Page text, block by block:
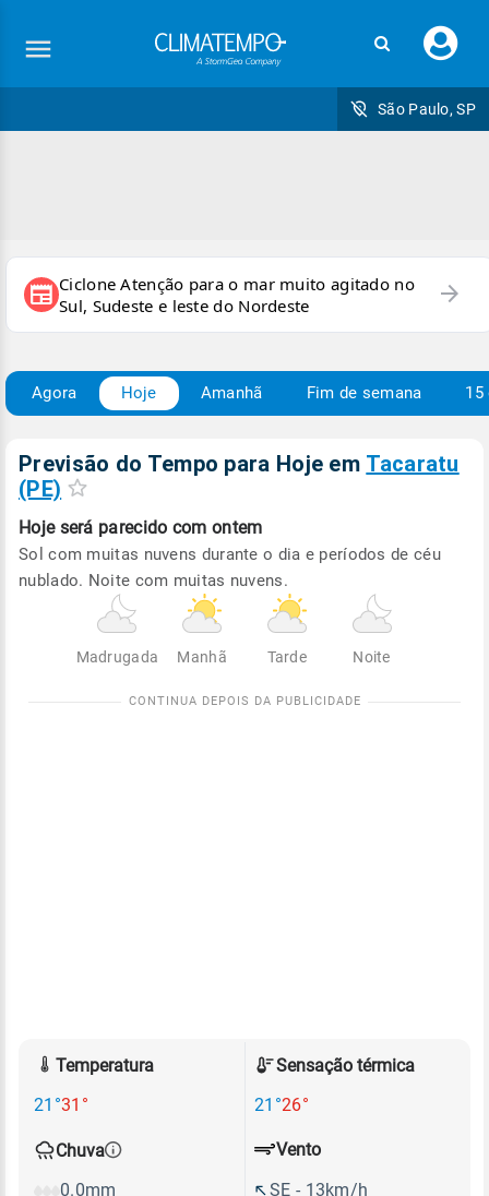
seu
São Paulo, SP
newspaper Ciclone Atenção para o mar muito agitado no
Sul, Sudeste e leste do Nordeste
arrow_forward
Agora Hoje Amanhã Fim de semana 15
Previsão do Tempo para Hoje em Tacaratu
(PE)
Hoje será parecido com ontem
Sol com muitas nuvens durante o dia e períodos de céu
nublado. Noite com muitas nuvens.
Madrugada Manhã Tarde Noite
Temperatura
21°31°
Sensação térmica
21°26°
Chuva
0.0mm
Vento
SE - 13km/h